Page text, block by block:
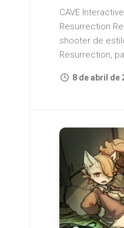
CAVE
Resurrection
shooter de
Resurrection,
8 de abril de